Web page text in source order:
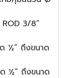
3/8”
½” ถึงขนาด
½” ถึงขนาด